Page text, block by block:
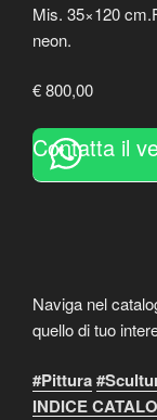
Mis. 35×120
neon.
€ 800,00
Contatta il
Naviga nel
quello di tuo
#Pittura
INDICE